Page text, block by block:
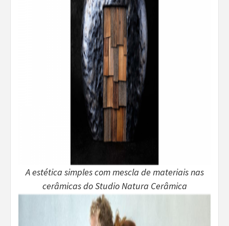
A estética simples com mescla de materiais nas
cerâmicas do Studio Natura Cerâmica